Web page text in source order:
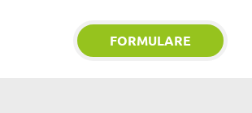
FORMULARE